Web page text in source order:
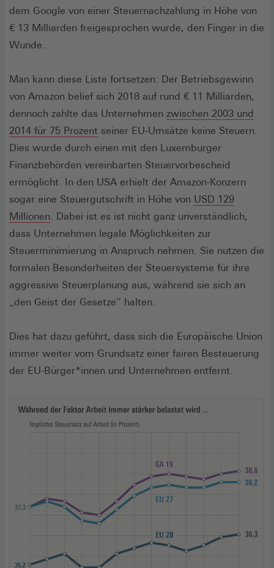
in
einem
dem Google von einer Steuernachzahlung in Höhe von
€ 13 Milliarden freigesprochen wurde, den Finger in die
Wunde.
Man kann diese Liste fortsetzen: Der Betriebsgewinn
von Amazon belief sich 2018 auf rund € 11 Milliarden,
dennoch zahlte das Unternehmen zwischen 2003 und
2014 für 75 Prozent (Öffnet
in
einem
neuen
Fenster)
seiner EU-Umsätze keine Steuern.
Dies wurde durch einen mit den Luxemburger
Finanzbehörden vereinbarten Steuervorbescheid
ermöglicht. In den USA erhielt der Amazon-Konzern
sogar eine Steuergutschrift in Höhe von USD 129
Millionen (Öffnet
in
einem
neuen
Fenster)
. Dabei ist es ist nicht ganz unverständlich,
dass Unternehmen legale Möglichkeiten zur
Steuerminimierung in Anspruch nehmen. Sie nutzen die
formalen Besonderheiten der Steuersysteme für ihre
aggressive Steuerplanung aus, während sie sich an
„den Geist der Gesetze“ halten.
Dies hat dazu geführt, dass sich die Europäische Union
immer weiter vom Grundsatz einer fairen Besteuerung
der EU-Bürger*innen und Unternehmen entfernt.